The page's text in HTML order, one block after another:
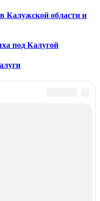
Калужской области и
под Калугой